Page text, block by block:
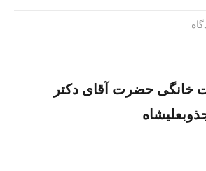
خانگی حضرت آقای دکتر